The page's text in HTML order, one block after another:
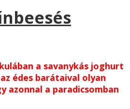
a savanykás joghurt
édes barátaival olyan
azonnal a paradicsomban